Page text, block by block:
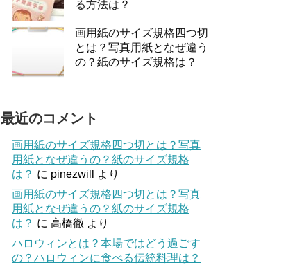
る方法は？
画用紙のサイズ規格四つ切
とは？写真用紙となぜ違う
の？紙のサイズ規格は？
最近のコメント
画用紙のサイズ規格四つ切とは？写真
用紙となぜ違うの？紙のサイズ規格
は？ に pinezwill
より
画用紙のサイズ規格四つ切とは？写真
用紙となぜ違うの？紙のサイズ規格
は？ に 高橋徹 より
ハロウィンとは？本場ではどう過ごす
の？ハロウィンに食べる伝統料理は？